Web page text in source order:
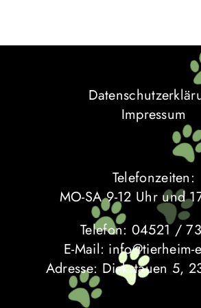
Impressum
Telefonzeiten:
MO-SA 9-12 Uhr und
Telefon: 04521 /
E-Mail: info@tierheim-
Adresse: Diekstauen 5,